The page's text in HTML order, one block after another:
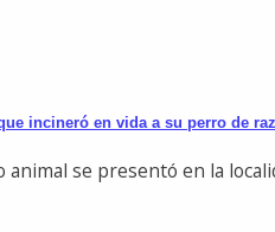
incineró en vida a su perro de
se presentó en la